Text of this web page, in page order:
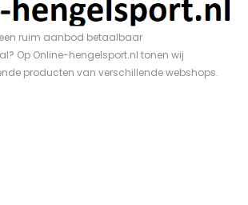
ruim aanbod betaalbaar
Op Online-hengelsport.nl tonen wij
producten van verschillende webshops.